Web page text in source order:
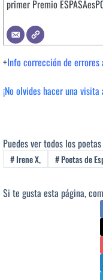
primer Premio
+Info corrección de
¡No olvides hacer una
Puedes ver todos los
#Irene X, #Poetas de
Si te gusta esta página,